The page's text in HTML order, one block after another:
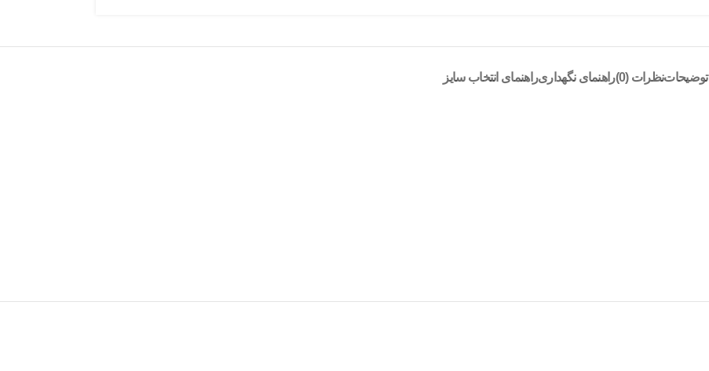
توضیحاتنظرات (0) راهنمای نگهداریراهنمای انتخاب سایز